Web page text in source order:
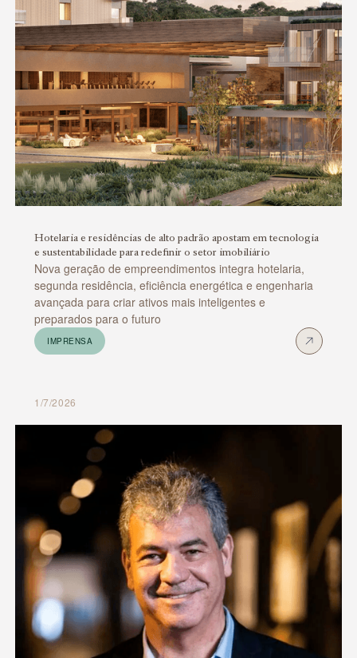
Hotelaria e residências de alto padrão apostam em tecnologia
e sustentabilidade para redefinir o setor imobiliário
Nova geração de empreendimentos integra hotelaria,
segunda residência, eficiência energética e engenharia
avançada para criar ativos mais inteligentes e
preparados para o futuro
IMPRENSA
1/7/2026